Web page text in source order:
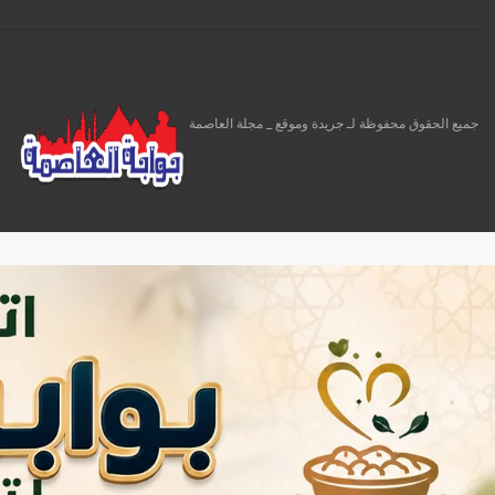
جميع الحقوق محفوظة لـ جريدة وموقع _ مجلة العاصمة